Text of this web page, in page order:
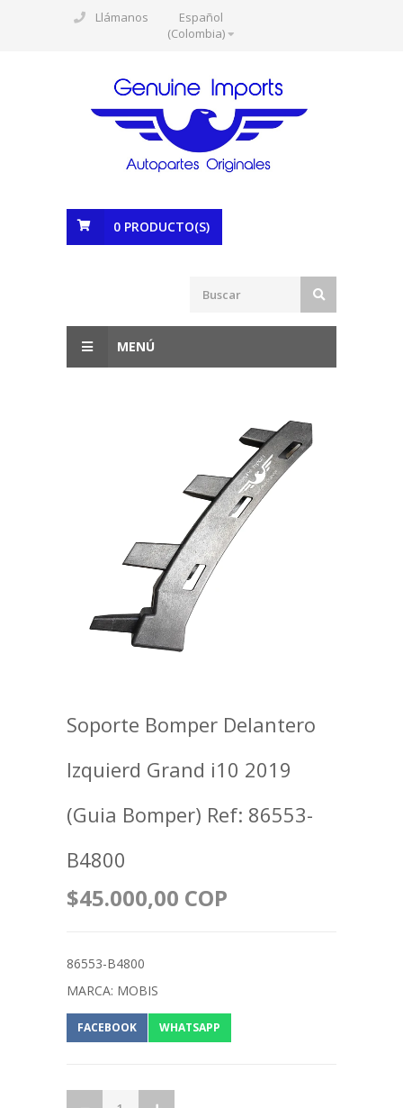
Llámanos
Español
(Colombia)
0 PRODUCTO(S)
MENÚ
Soporte Bomper Delantero
Izquierd Grand i10 2019
(Guia Bomper) Ref: 86553-
B4800
$45.000,00 COP
86553-B4800
MARCA: MOBIS
FACEBOOK WHATSAPP